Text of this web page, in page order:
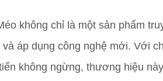
không chỉ là một sản phẩm
áp dụng công nghệ mới. Với
không ngừng, thương hiệu